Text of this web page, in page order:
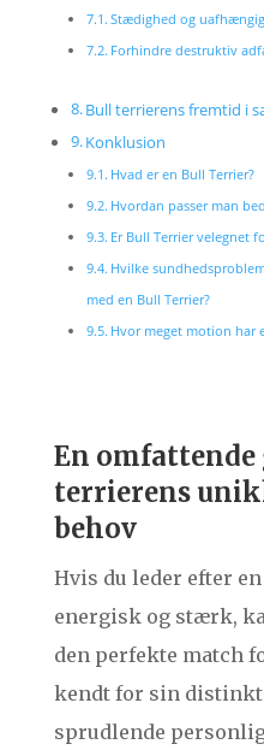
Stædighed og
Forhindre destruktiv
Bull terrierens fremtid i
Konklusion
Hvad er en Bull Terrier?
Hvordan passer man
Er Bull Terrier velegnet
Hvilke
med en Bull Terrier?
Hvor meget motion har
En
terrierens
behov
Hvis du leder efter
energisk og stærk,
den perfekte match
kendt for sin
sprudlende